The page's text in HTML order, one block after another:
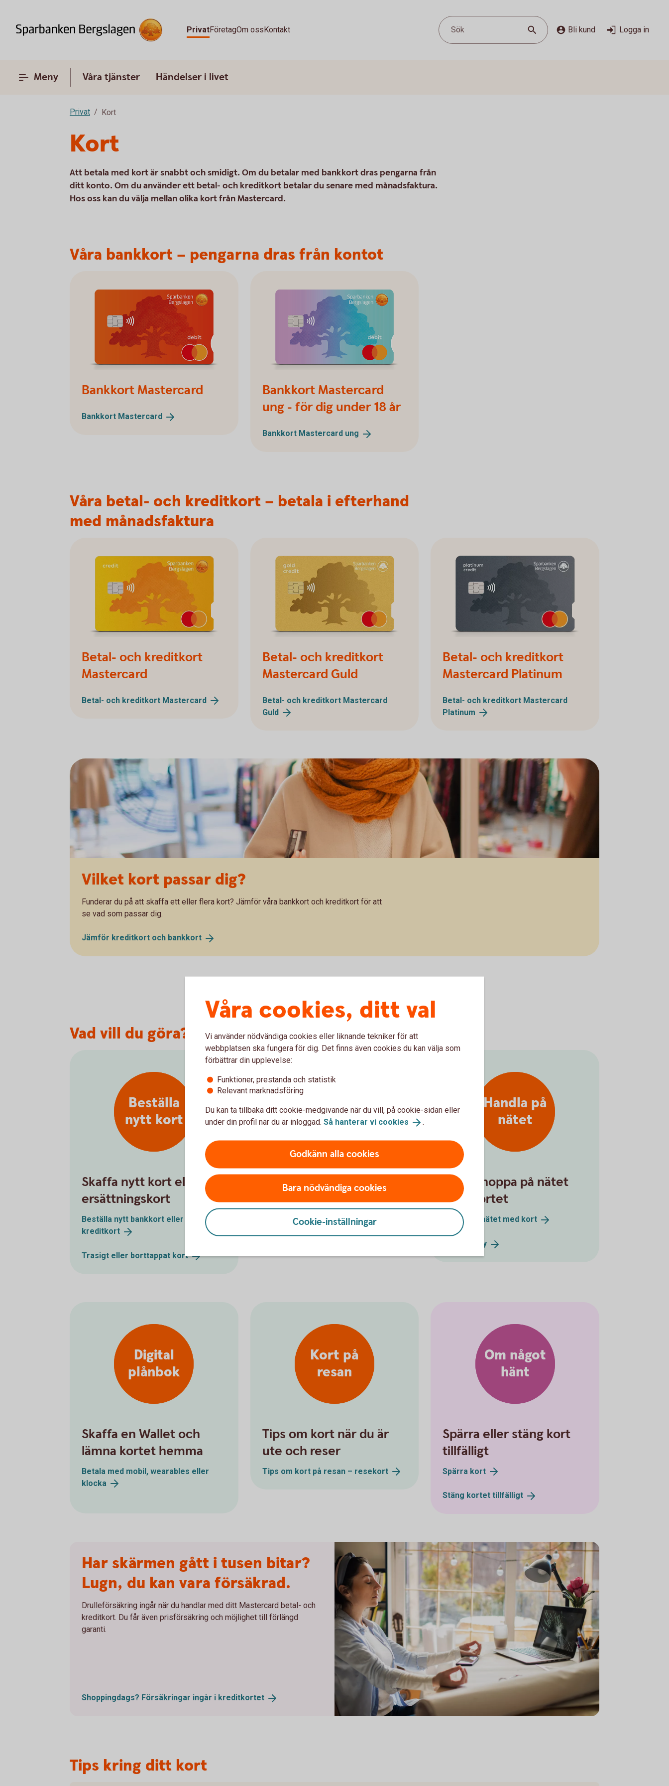
PrivatFöretagOm ossKontakt Sök Bli kund Logga in
Meny Våra tjänster Händelser i livet
Privat Kort
Kort
Att betala med kort är snabbt och smidigt. Om du betalar med bankkort dras pengarna från
ditt konto. Om du använder ett betal- och kreditkort betalar du senare med månadsfaktura.
Hos oss kan du välja mellan olika kort från Mastercard.
Våra bankkort – pengarna dras från kontot
Bankkort Mastercard
Bankkort Mastercard
Bankkort Mastercard
ung - för dig under 18 år
Bankkort Mastercard ung
Våra betal- och kreditkort – betala i efterhand
med månadsfaktura
Betal- och kreditkort
Mastercard
Betal- och kreditkort Mastercard
Betal- och kreditkort
Mastercard Guld
Betal- och kreditkort Mastercard
Guld
Betal- och kreditkort
Mastercard Platinum
Betal- och kreditkort Mastercard
Platinum
Vilket kort passar dig?
Funderar du på att skaffa ett eller flera kort? Jämför våra bankkort och kreditkort för att
se vad som passar dig.
Jämför kreditkort och bankkort
Vad vill du göra?
Beställa
nytt kort
Skaffa nytt kort eller
ersättningskort
Beställa nytt bankkort eller
kreditkort
Trasigt eller borttappat kort
Aktivera
kortet
Kom igång med det nya
kortet
Aktivera dittkort
Handla på
nätet
Börja shoppa på nätet
med kortet
Handla på nätet med kort
Pay
Digital
plånbok
Skaffa en Wallet och
lämna kortet hemma
Betala med mobil, wearables eller
klocka
Kort på
resan
Tips om kort när du är
ute och reser
Tips om kort på resan – resekort
Om något
hänt
Spärra eller stäng kort
tillfälligt
Spärra kort
Stäng kortettillfälligt
Har skärmen gått i tusen bitar?
Lugn, du kan vara försäkrad.
Drulleförsäkring ingår när du handlar med ditt Mastercard betal- och
kreditkort. Du får även prisförsäkring och möjlighet till förlängd
garanti.
Shoppingdags? Försäkringar ingår i kreditkortet
Tips kring ditt kort
Våra cookies, ditt val
Vi använder nödvändiga cookies eller liknande tekniker för att
webbplatsen ska fungera för dig. Det finns även cookies du kan välja som
förbättrar din upplevelse:
Funktioner, prestanda och statistik
Relevant marknadsföring
Du kan ta tillbaka ditt cookie-medgivande när du vill, på cookie-sidan eller
under din profil när du är inloggad. Så hanterar vi cookies .
Godkänn alla cookies
Bara nödvändiga cookies
Cookie-inställningar